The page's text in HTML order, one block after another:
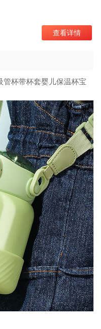
查看详情
杯带杯套婴儿保温杯宝